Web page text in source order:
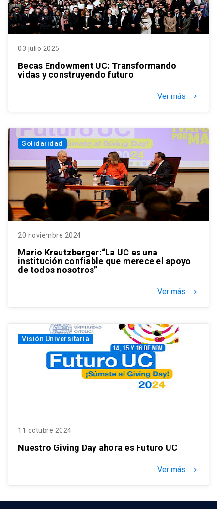
03 julio 2025
Becas Endowment UC: Transformando
vidas y construyendo futuro
Ver más keyboard_arrow_right
Solidaridad
20 noviembre 2024
Mario Kreutzberger:“La UC es una
institución confiable que merece el apoyo
de todos nosotros”
Ver más keyboard_arrow_right
Visión Universitaria
11 octubre 2024
Nuestro Giving Day ahora es Futuro UC
Ver más keyboard_arrow_right